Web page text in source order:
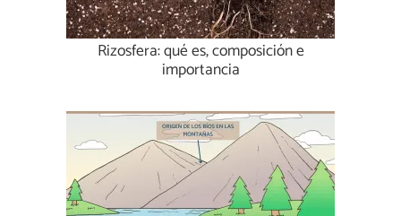
Rizosfera: qué es, composición e
importancia